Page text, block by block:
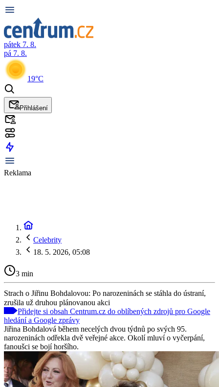
pátek 7. 8.
pá 7. 8.
19°C
Přihlášení
Reklama
Celebrity
18. 5. 2026, 05:08
3 min
Strach o Jiřinu Bohdalovou: Po narozeninách se stáhla do ústraní,
zrušila už druhou plánovanou akci
Přidejte si obsah Centrum.cz do oblíbených zdrojů pro Google
hledání a Google zprávy
Jiřina Bohdalová během necelých dvou týdnů po svých 95.
narozeninách odřekla dvě veřejné akce. Okolí mluví o vyčerpání,
fanoušci se bojí horšího.